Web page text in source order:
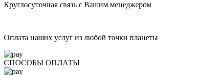
Круглосуточная связь с Вашим менеджером
Оплата наших услуг из любой точки планеты
СПОСОБЫ ОПЛАТЫ